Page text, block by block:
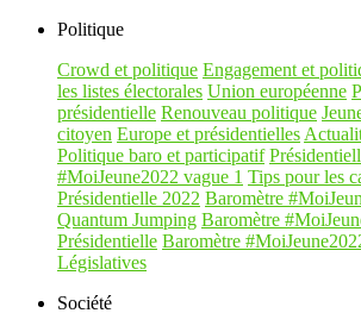
Politique
Crowd et politique Engagement et
les listes électorales Union européenne
présidentielle Renouveau politique
citoyen Europe et présidentielles
Politique baro et participatif
#MoiJeune2022 vague 1 Tips pour les
Présidentielle 2022 Baromètre
Quantum Jumping Baromètre
Présidentielle Baromètre
Législatives
Société